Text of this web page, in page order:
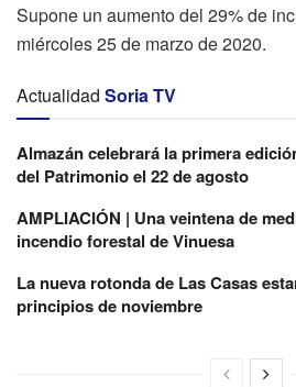
Supone un aumento del 29% de
miércoles 25 de marzo de 2020.
Actualidad Soria TV
Almazán celebrará la primera
del Patrimonio el 22 de agosto
AMPLIACIÓN | Una veintena de
incendio forestal de Vinuesa
La nueva rotonda de Las Casas
principios de noviembre